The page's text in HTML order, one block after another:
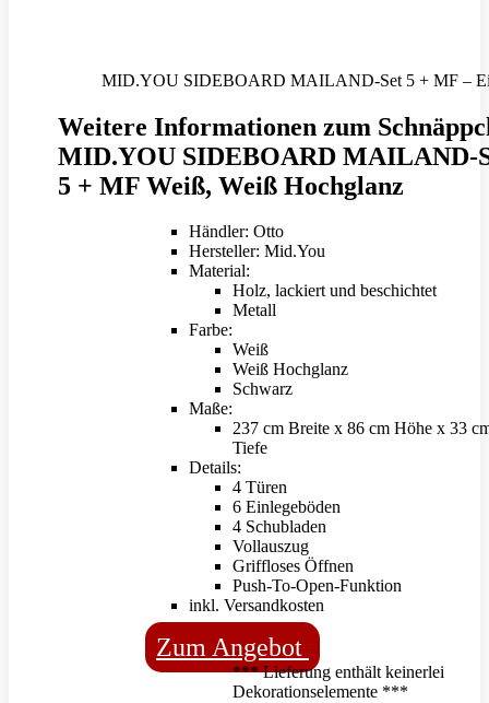
MID.YOU SIDEBOARD MAILAND-Set 5 + MF –
Weitere Informationen zum
MID.YOU SIDEBOARD MAILAND-
5 + MF Weiß, Weiß Hochglanz
Händler: Otto
Hersteller: Mid.You
Material:
Holz, lackiert und beschichtet
Metall
Farbe:
Weiß
Weiß Hochglanz
Schwarz
Maße:
237 cm Breite x 86 cm Höhe x 33
Tiefe
Details:
4 Türen
6 Einlegeböden
4 Schubladen
Vollauszug
Griffloses Öffnen
Push-To-Open-Funktion
inkl. Versandkosten
Zum Angebot
*** Lieferung enthält keinerlei
Dekorationselemente ***